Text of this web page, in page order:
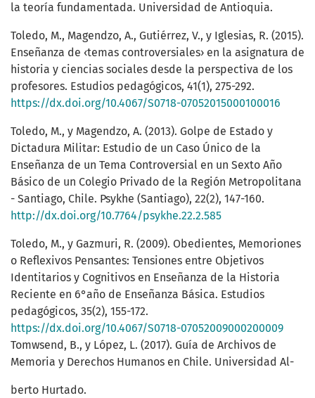
la teoría fundamentada. Universidad de Antioquia.
Toledo, M., Magendzo, A., Gutiérrez, V., y Iglesias, R. (2015).
Enseñanza de ‹temas controversiales› en la asignatura de
historia y ciencias sociales desde la perspectiva de los
profesores. Estudios pedagógicos, 41(1), 275-292.
https://dx.doi.org/10.4067/S0718-07052015000100016
Toledo, M., y Magendzo, A. (2013). Golpe de Estado y
Dictadura Militar: Estudio de un Caso Único de la
Enseñanza de un Tema Controversial en un Sexto Año
Básico de un Colegio Privado de la Región Metropolitana
- Santiago, Chile. Psykhe (Santiago), 22(2), 147-160.
http://dx.doi.org/10.7764/psykhe.22.2.585
Toledo, M., y Gazmuri, R. (2009). Obedientes, Memoriones
o Reflexivos Pensantes: Tensiones entre Objetivos
Identitarios y Cognitivos en Enseñanza de la Historia
Reciente en 6°año de Enseñanza Básica. Estudios
pedagógicos, 35(2), 155-172.
https://dx.doi.org/10.4067/S0718-07052009000200009
Tomwsend, B., y López, L. (2017). Guía de Archivos de
Memoria y Derechos Humanos en Chile. Universidad Al-
berto Hurtado.